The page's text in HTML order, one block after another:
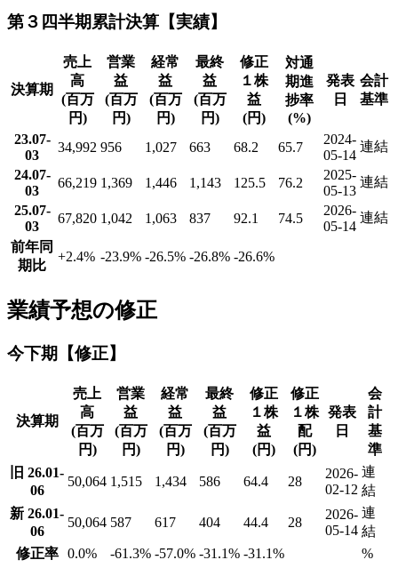
第３四半期累計決算【実績】
決算期
売上
高
(百万
円)
営業
益
(百万
円)
経常
益
(百万
円)
最終
益
(百万
円)
修正
１株
益
(円)
対通
期進
捗率
(%)
発表
日
会計
基準
23.07-
03
34,992 956 1,027 663 68.2 65.7
2024-
05-14
連結
24.07-
03
66,219 1,369 1,446 1,143 125.5 76.2
2025-
05-13
連結
25.07-
03
67,820 1,042 1,063 837 92.1 74.5
2026-
05-14
連結
前年同
期比
+2.4% -23.9% -26.5% -26.8% -26.6%
業績予想の修正
今下期【修正】
決算期
売上
高
(百万
円)
営業
益
(百万
円)
経常
益
(百万
円)
最終
益
(百万
円)
修正
１株
益
(円)
修正
１株
配
(円)
発表
日
会
計
基
準
旧 26.01-
06
50,064 1,515 1,434 586 64.4 28
2026-
02-12
連
結
新 26.01-
06
50,064 587 617 404 44.4 28
2026-
05-14
連
結
修正率
0.0% -61.3% -57.0% -31.1% -31.1% %